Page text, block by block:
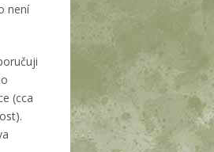
není
(cca